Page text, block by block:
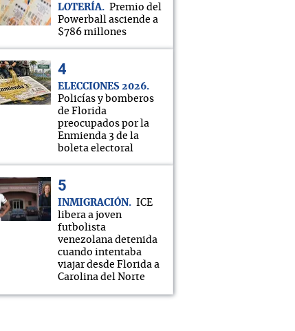
LOTERÍA
Premio del
Powerball asciende a
$786 millones
ELECCIONES 2026
Policías y bomberos
de Florida
preocupados por la
Enmienda 3 de la
boleta electoral
INMIGRACIÓN
ICE
libera a joven
futbolista
venezolana detenida
cuando intentaba
viajar desde Florida a
Carolina del Norte